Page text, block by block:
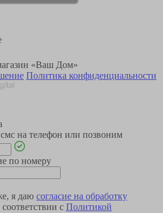
«Ваш Дом»
Политика конфиденциальности
на телефон или позвоним
по номеру
я даю согласие на обработку
соответствии с Политикой